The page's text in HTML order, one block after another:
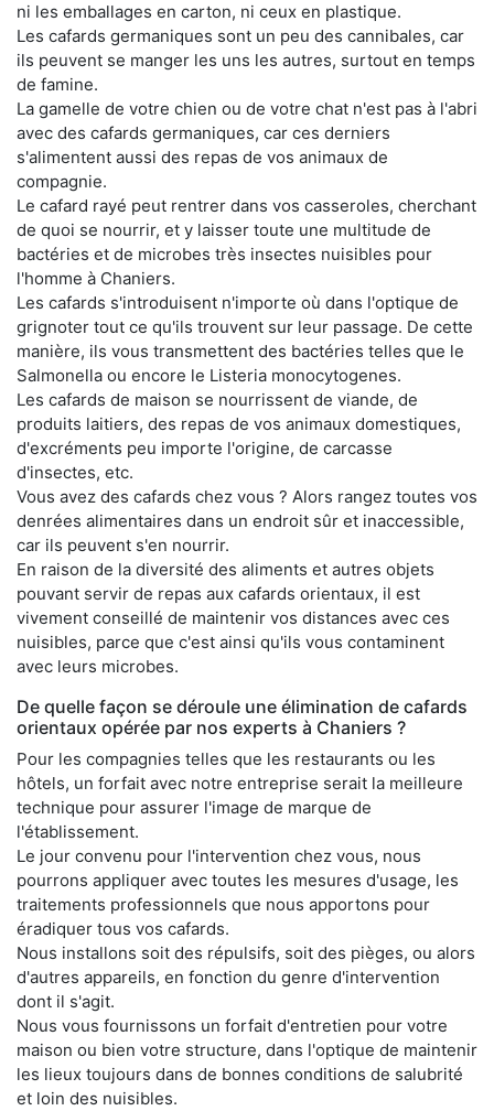
ni les emballages en carton, ni ceux en plastique.
Les cafards germaniques sont un peu des cannibales, car
ils peuvent se manger les uns les autres, surtout en temps
de famine.
La gamelle de votre chien ou de votre chat n'est pas à l'abri
avec des cafards germaniques, car ces derniers
s'alimentent aussi des repas de vos animaux de
compagnie.
Le cafard rayé peut rentrer dans vos casseroles, cherchant
de quoi se nourrir, et y laisser toute une multitude de
bactéries et de microbes très insectes nuisibles pour
l'homme à Chaniers.
Les cafards s'introduisent n'importe où dans l'optique de
grignoter tout ce qu'ils trouvent sur leur passage. De cette
manière, ils vous transmettent des bactéries telles que le
Salmonella ou encore le Listeria monocytogenes.
Les cafards de maison se nourrissent de viande, de
produits laitiers, des repas de vos animaux domestiques,
d'excréments peu importe l'origine, de carcasse
d'insectes, etc.
Vous avez des cafards chez vous ? Alors rangez toutes vos
denrées alimentaires dans un endroit sûr et inaccessible,
car ils peuvent s'en nourrir.
En raison de la diversité des aliments et autres objets
pouvant servir de repas aux cafards orientaux, il est
vivement conseillé de maintenir vos distances avec ces
nuisibles, parce que c'est ainsi qu'ils vous contaminent
avec leurs microbes.
De quelle façon se déroule une élimination de cafards
orientaux opérée par nos experts à Chaniers ?
Pour les compagnies telles que les restaurants ou les
hôtels, un forfait avec notre entreprise serait la meilleure
technique pour assurer l'image de marque de
l'établissement.
Le jour convenu pour l'intervention chez vous, nous
pourrons appliquer avec toutes les mesures d'usage, les
traitements professionnels que nous apportons pour
éradiquer tous vos cafards.
Nous installons soit des répulsifs, soit des pièges, ou alors
d'autres appareils, en fonction du genre d'intervention
dont il s'agit.
Nous vous fournissons un forfait d'entretien pour votre
maison ou bien votre structure, dans l'optique de maintenir
les lieux toujours dans de bonnes conditions de salubrité
et loin des nuisibles.